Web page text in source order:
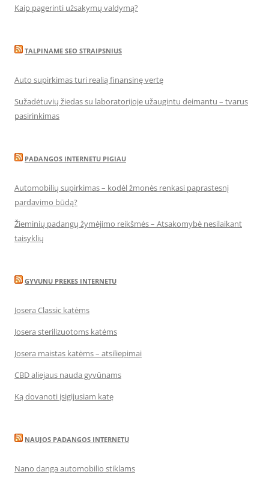
Kaip pagerinti užsakymų valdymą?
TALPINAME SEO STRAIPSNIUS
Auto supirkimas turi realią finansinę vertę
Sužadėtuvių žiedas su laboratorijoje užaugintu deimantu – tvarus
pasirinkimas
PADANGOS INTERNETU PIGIAU
Automobilių supirkimas – kodėl žmonės renkasi paprastesnį
pardavimo būdą?
Žieminių padangų žymėjimo reikšmės – Atsakomybė nesilaikant
taisyklių
GYVUNU PREKES INTERNETU
Josera Classic katėms
Josera sterilizuotoms katėms
Josera maistas katėms – atsiliepimai
CBD aliejaus nauda gyvūnams
Ką dovanoti įsigijusiam katę
NAUJOS PADANGOS INTERNETU
Nano danga automobilio stiklams